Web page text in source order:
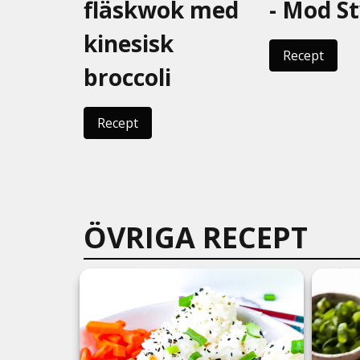
fläskwok med
kinesisk
broccoli
Recept
- Mod
Recept
ÖVRIGA RECEPT